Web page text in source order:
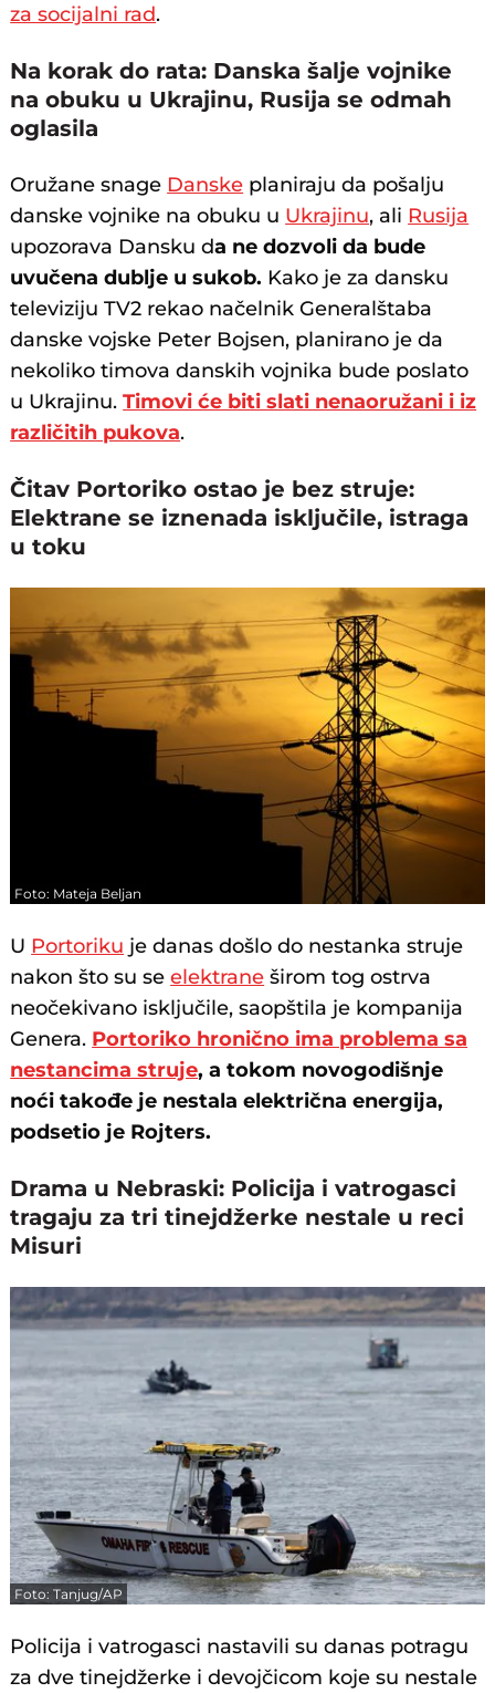
za socijalni rad.
Na korak do rata: Danska šalje vojnike
na obuku u Ukrajinu, Rusija se odmah
oglasila
Oružane snage Danske planiraju da pošalju
danske vojnike na obuku u Ukrajinu, ali Rusija
upozorava Dansku da ne dozvoli da bude
uvučena dublje u sukob. Kako je za dansku
televiziju TV2 rekao načelnik Generalštaba
danske vojske Peter Bojsen, planirano je da
nekoliko timova danskih vojnika bude poslato
u Ukrajinu.Timovi će biti slati nenaoružani i iz
različitih pukova.
Čitav Portoriko ostao je bez struje:
Elektrane se iznenada isključile, istraga
u toku
Foto: Mateja Beljan
U Portoriku je danas došlo do nestanka struje
nakon što su seelektrane širom tog ostrva
neočekivano isključile, saopštila je kompanija
Genera. Portoriko hronično ima problema sa
nestancima struje, a tokom novogodišnje
noći takođe je nestala električna energija,
podsetio je Rojters.
Drama u Nebraski: Policija i vatrogasci
tragaju za tri tinejdžerke nestale u reci
Misuri
Foto: Tanjug/AP
Policija i vatrogasci nastavili su danas potragu
za dve tinejdžerke i devojčicom koje su nestale